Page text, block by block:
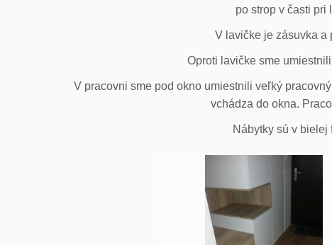
po strop v časti pri
V lavičke je zásuvka a
Oproti lavičke sme
V pracovni sme pod okno umiestnili veľký
vchádza do okna.
Nábytky sú v bielej